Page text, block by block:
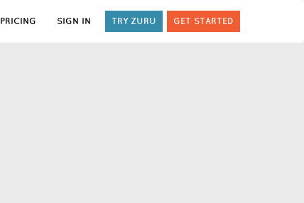
PRICING SIGN IN TRY ZURU GET STARTED